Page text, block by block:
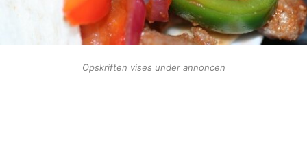
Opskriften vises under annoncen